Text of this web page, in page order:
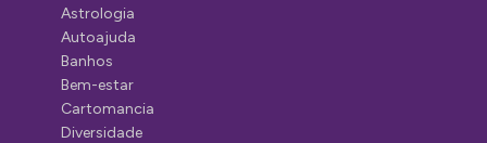
Astrologia
Autoajuda
Banhos
Bem-estar
Cartomancia
Diversidade